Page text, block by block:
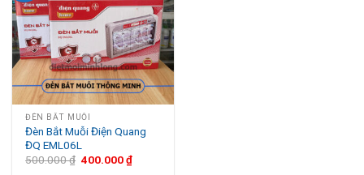
ĐÈN BẮT MUỖI
Đèn Bắt Muỗi Điện Quang
ĐQ EML06L
500.000₫ 400.000₫